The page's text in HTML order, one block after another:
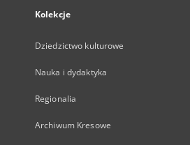
Kolekcje
Dziedzictwo kulturowe
Nauka i dydaktyka
Regionalia
Archiwum Kresowe